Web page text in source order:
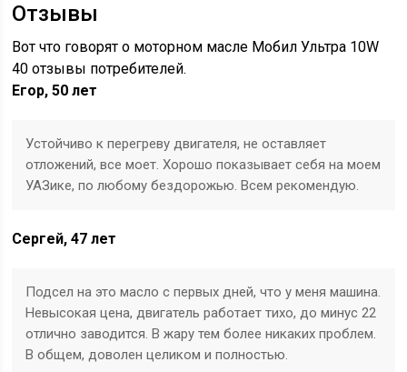
Отзывы
Вот что говорят о моторном масле Мобил Ультра 10W
40 отзывы потребителей.
Егор, 50 лет
Устойчиво к перегреву двигателя, не оставляет
отложений, все моет. Хорошо показывает себя на моем
УАЗике, по любому бездорожью. Всем рекомендую.
Сергей, 47 лет
Подсел на это масло с первых дней, что у меня машина.
Невысокая цена, двигатель работает тихо, до минус 22
отлично заводится. В жару тем более никаких проблем.
В общем, доволен целиком и полностью.